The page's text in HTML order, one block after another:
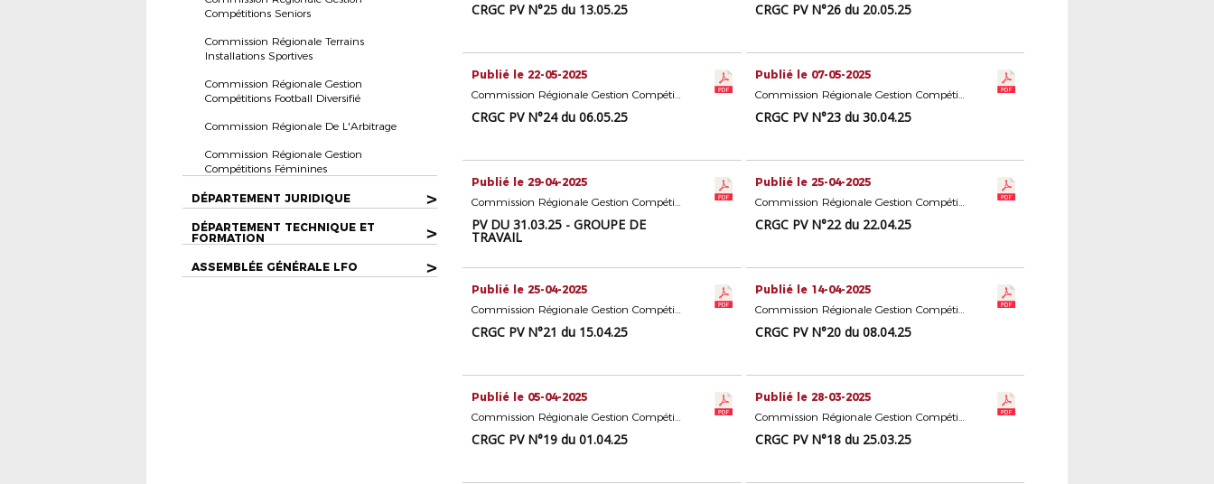
Compétitions Seniors
Commission Régionale Terrains
Installations Sportives
Commission Régionale Gestion
Compétitions Football Diversifié
Commission Régionale De L'Arbitrage
Commission Régionale Gestion
Compétitions Féminines
DÉPARTEMENT JURIDIQUE >
DÉPARTEMENT TECHNIQUE ET
FORMATION
>
ASSEMBLÉE GÉNÉRALE LFO >
CRGC PV N°25 du 13.05.25 CRGC PV N°26 du 20.05.25
Publié le 22-05-2025
Commission Régionale Gestion Compétitions Seniors
CRGC PV N°24 du 06.05.25
Publié le 07-05-2025
Commission Régionale Gestion Compétitions Seniors
CRGC PV N°23 du 30.04.25
Publié le 29-04-2025
Commission Régionale Gestion Compétitions Seniors
PV DU 31.03.25 - GROUPE DE
TRAVAIL
Publié le 25-04-2025
Commission Régionale Gestion Compétitions Seniors
CRGC PV N°22 du 22.04.25
Publié le 25-04-2025
Commission Régionale Gestion Compétitions Seniors
CRGC PV N°21 du 15.04.25
Publié le 14-04-2025
Commission Régionale Gestion Compétitions Seniors
CRGC PV N°20 du 08.04.25
Publié le 05-04-2025
Commission Régionale Gestion Compétitions Seniors
CRGC PV N°19 du 01.04.25
Publié le 28-03-2025
Commission Régionale Gestion Compétitions Seniors
CRGC PV N°18 du 25.03.25